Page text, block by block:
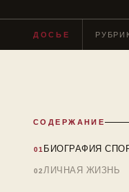
ДОСЬЕ
СОДЕРЖАНИЕ
БИОГРАФИЯ
ЛИЧНАЯ ЖИЗНЬ